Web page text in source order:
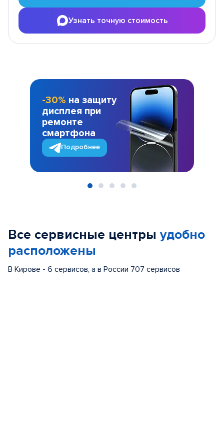
Узнать точную стоимость
-30% на защиту
дисплея при
ремонте
смартфона
Подробнее
Все сервисные центры удобно
расположены
В Кирове - 6 сервисов, а в России 707 сервисов